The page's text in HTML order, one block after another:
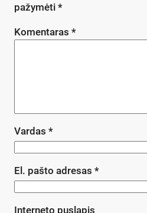
pažymėti *
Komentaras *
Vardas *
El. pašto adresas *
Interneto puslapis